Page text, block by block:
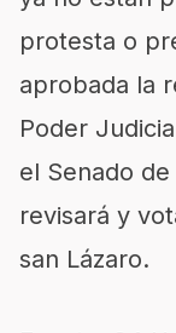
protesta o
aprobada la
Poder
el Senado
revisará y
san Lázaro.